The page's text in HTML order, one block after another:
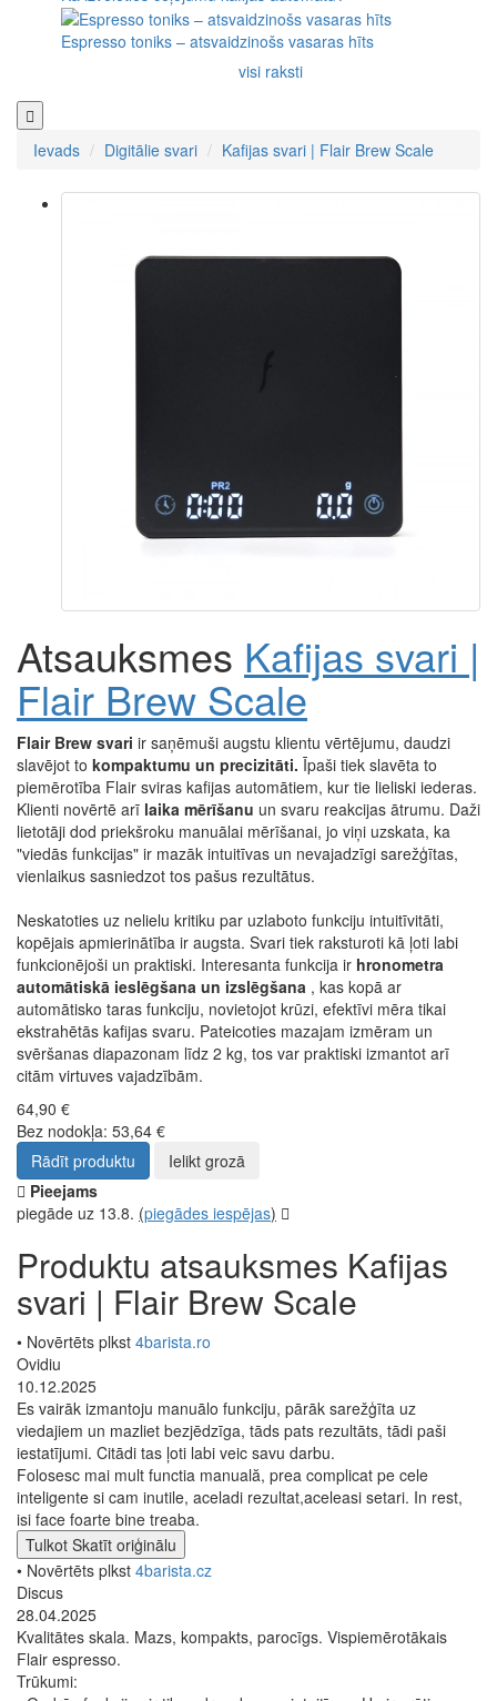
Espresso toniks – atsvaidzinošs vasaras hīts
visi raksti
Ievads Digitālie svari Kafijas svari | Flair Brew Scale
Atsauksmes Kafijas svari |
Flair Brew Scale
Flair Brew svari ir saņēmuši augstu klientu vērtējumu, daudzi
slavējot to kompaktumu un precizitāti. Īpaši tiek slavēta to
piemērotība Flair sviras kafijas automātiem, kur tie lieliski iederas.
Klienti novērtē arī laika mērīšanu un svaru reakcijas ātrumu. Daži
lietotāji dod priekšroku manuālai mērīšanai, jo viņi uzskata, ka
"viedās funkcijas" ir mazāk intuitīvas un nevajadzīgi sarežģītas,
vienlaikus sasniedzot tos pašus rezultātus.
Neskatoties uz nelielu kritiku par uzlaboto funkciju intuitīvitāti,
kopējais apmierinātība ir augsta. Svari tiek raksturoti kā ļoti labi
funkcionējoši un praktiski. Interesanta funkcija ir hronometra
automātiskā ieslēgšana un izslēgšana , kas kopā ar
automātisko taras funkciju, novietojot krūzi, efektīvi mēra tikai
ekstrahētās kafijas svaru. Pateicoties mazajam izmēram un
svēršanas diapazonam līdz 2 kg, tos var praktiski izmantot arī
citām virtuves vajadzībām.
64,90 €
Bez nodokļa: 53,64 €
Rādīt produktu
Ielikt grozā
Pieejams
piegāde uz 13.8. (piegādes iespējas)
Produktu atsauksmes Kafijas
svari | Flair Brew Scale
• Novērtēts plkst 4barista.ro
Ovidiu
10.12.2025
Es vairāk izmantoju manuālo funkciju, pārāk sarežģīta uz
viedajiem un mazliet bezjēdzīga, tāds pats rezultāts, tādi paši
iestatījumi. Citādi tas ļoti labi veic savu darbu.
Folosesc mai mult functia manuală, prea complicat pe cele
inteligente si cam inutile, aceladi rezultat,aceleasi setari. In rest,
isi face foarte bine treaba.
Tulkot Skatīt oriģinālu
• Novērtēts plkst 4barista.cz
Discus
28.04.2025
Kvalitātes skala. Mazs, kompakts, parocīgs. Vispiemērotākais
Flair espresso.
Trūkumi: